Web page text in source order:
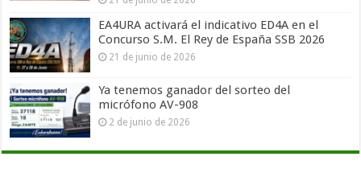
EA4URA activará el indicativo ED4A en el
Concurso S.M. El Rey de España SSB 2026
21 de junio de 2026
Ya tenemos ganador del sorteo del
micrófono AV-908
2 de junio de 2026